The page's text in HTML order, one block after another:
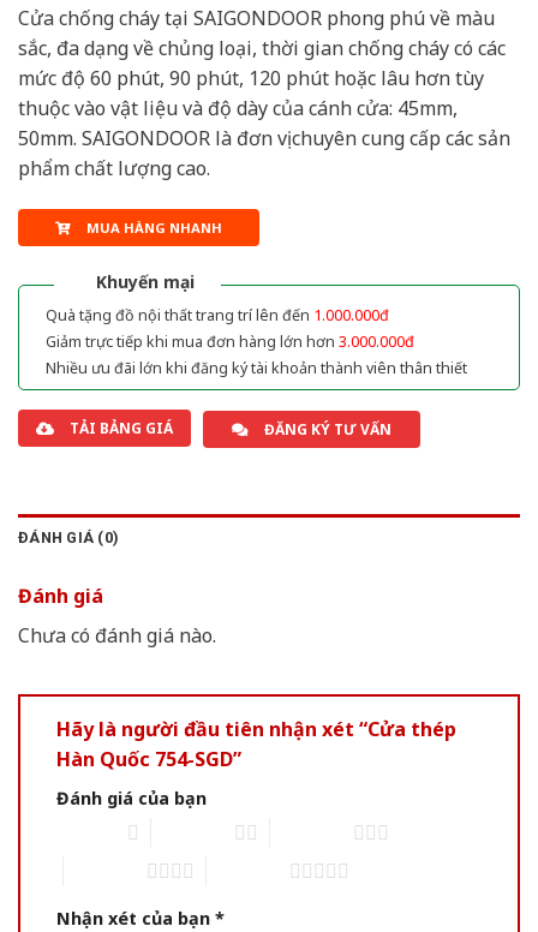
Cửa chống cháy tại SAIGONDOOR phong phú về màu
sắc, đa dạng về chủng loại, thời gian chống cháy có các
mức độ 60 phút, 90 phút, 120 phút hoặc lâu hơn tùy
thuộc vào vật liệu và độ dày của cánh cửa: 45mm,
50mm. SAIGONDOOR là đơn vị chuyên cung cấp các sản
phẩm chất lượng cao.
MUA HÀNG NHANH
Khuyến mại
Quà tặng đồ nội thất trang trí lên đến 1.000.000đ
Giảm trực tiếp khi mua đơn hàng lớn hơn 3.000.000đ
Nhiều ưu đãi lớn khi đăng ký tài khoản thành viên thân thiết
TẢI BẢNG GIÁ ĐĂNG KÝ TƯ VẤN
ĐÁNH GIÁ (0)
Đánh giá
Chưa có đánh giá nào.
Hãy là người đầu tiên nhận xét “Cửa thép
Hàn Quốc 754-SGD”
Đánh giá của bạn
Nhận xét của bạn *